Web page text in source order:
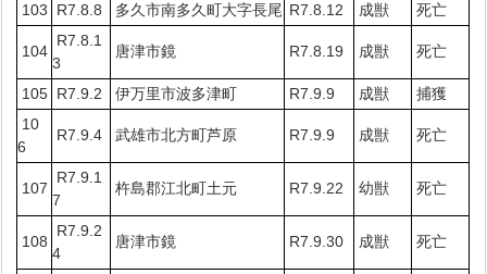
103
R7.8.8 多久市南多久町大字長尾 R7.8.12 成獣 死亡
104
R7.8.1
3
唐津市鏡 R7.8.19 成獣 死亡
105 R7.9.2 伊万里市波多津町 R7.9.9 成獣
捕獲
10
6
R7.9.4 武雄市北方町芦原 R7.9.9 成獣 死亡
107
R7.9.1
7
杵島郡江北町土元 R7.9.22 幼獣 死亡
108
R7.9.2
4
唐津市鏡 R7.9.30 成獣 死亡